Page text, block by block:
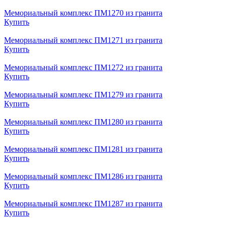
Мемориальный комплекс ПМ1270 из гранита
Купить
Мемориальный комплекс ПМ1271 из гранита
Купить
Мемориальный комплекс ПМ1272 из гранита
Купить
Мемориальный комплекс ПМ1279 из гранита
Купить
Мемориальный комплекс ПМ1280 из гранита
Купить
Мемориальный комплекс ПМ1281 из гранита
Купить
Мемориальный комплекс ПМ1286 из гранита
Купить
Мемориальный комплекс ПМ1287 из гранита
Купить